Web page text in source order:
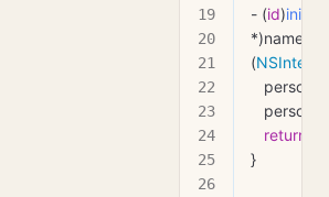
- (id)
*)name
(NSInteger
   return
}